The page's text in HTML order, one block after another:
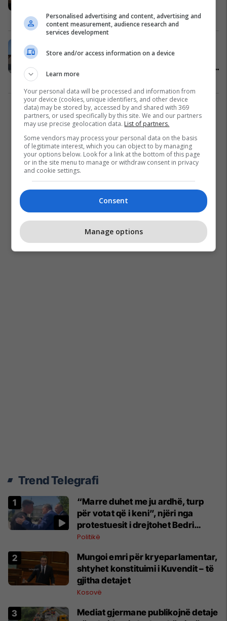
Politikë 02/02/2026
polici për hetimin e kontratës 950
për mbeturinat
Lajme
2
Trend Telegrafi
“Marre duhet me ju ardhë, turp
për votat që i keni”, njëri nga
protestuesit i drejtohet Bedri
Hamzës
Politikë
Mungoi emri për kryeparlamentar,
shtyhet konstituimi i Kuvendit – të
gjitha detajet
Kosovë
Mediat gjermane publikojnë detaje
Personalised advertising and content, advertising and
content measurement, audience research and
services development
Store and/or access information on a device
Learn more
Your personal data will be processed and information from
your device (cookies, unique identifiers, and other device
data) may be stored by, accessed by and shared with 369
partners, or used specifically by this site. We and our partners
may use precise geolocation data. List of partners.
Some vendors may process your personal data on the basis
of legitimate interest, which you can object to by managing
your options below. Look for a link at the bottom of this page
or in the site menu to manage or withdraw consent in privacy
and cookie settings.
Consent
Manage options